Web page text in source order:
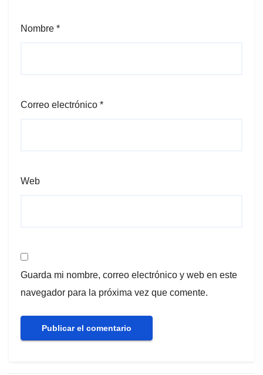
Nombre *
Correo electrónico *
Web
Guarda mi nombre, correo electrónico y web en este
navegador para la próxima vez que comente.